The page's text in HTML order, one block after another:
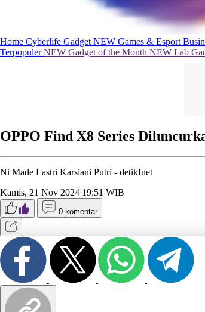
Home Cyberlife Gadget NEW Games & Esport
TerpopulerNEW Gadget of the Month NEW Lab
OPPO Find X8 Series
Ni Made Lastri Karsiani Putri - detikInet
Kamis, 21 Nov 2024 19:51 WIB
0 komentar